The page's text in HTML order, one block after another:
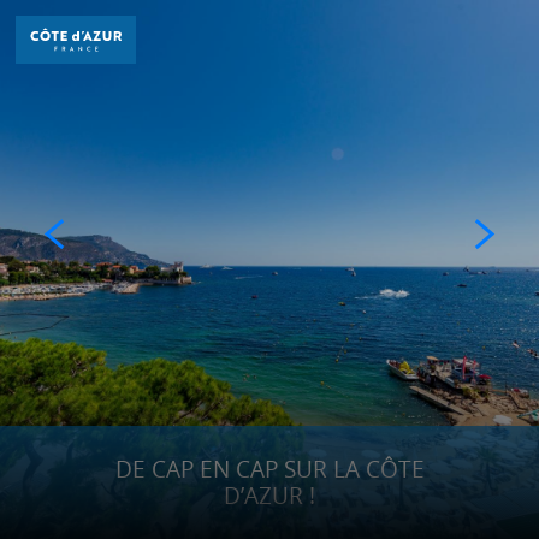
Aller
contenu
DÉCOUVRIR
À FAIRE
SÉJOURNER
DE CAP EN CAP SUR LA CÔTE
D’AZUR !